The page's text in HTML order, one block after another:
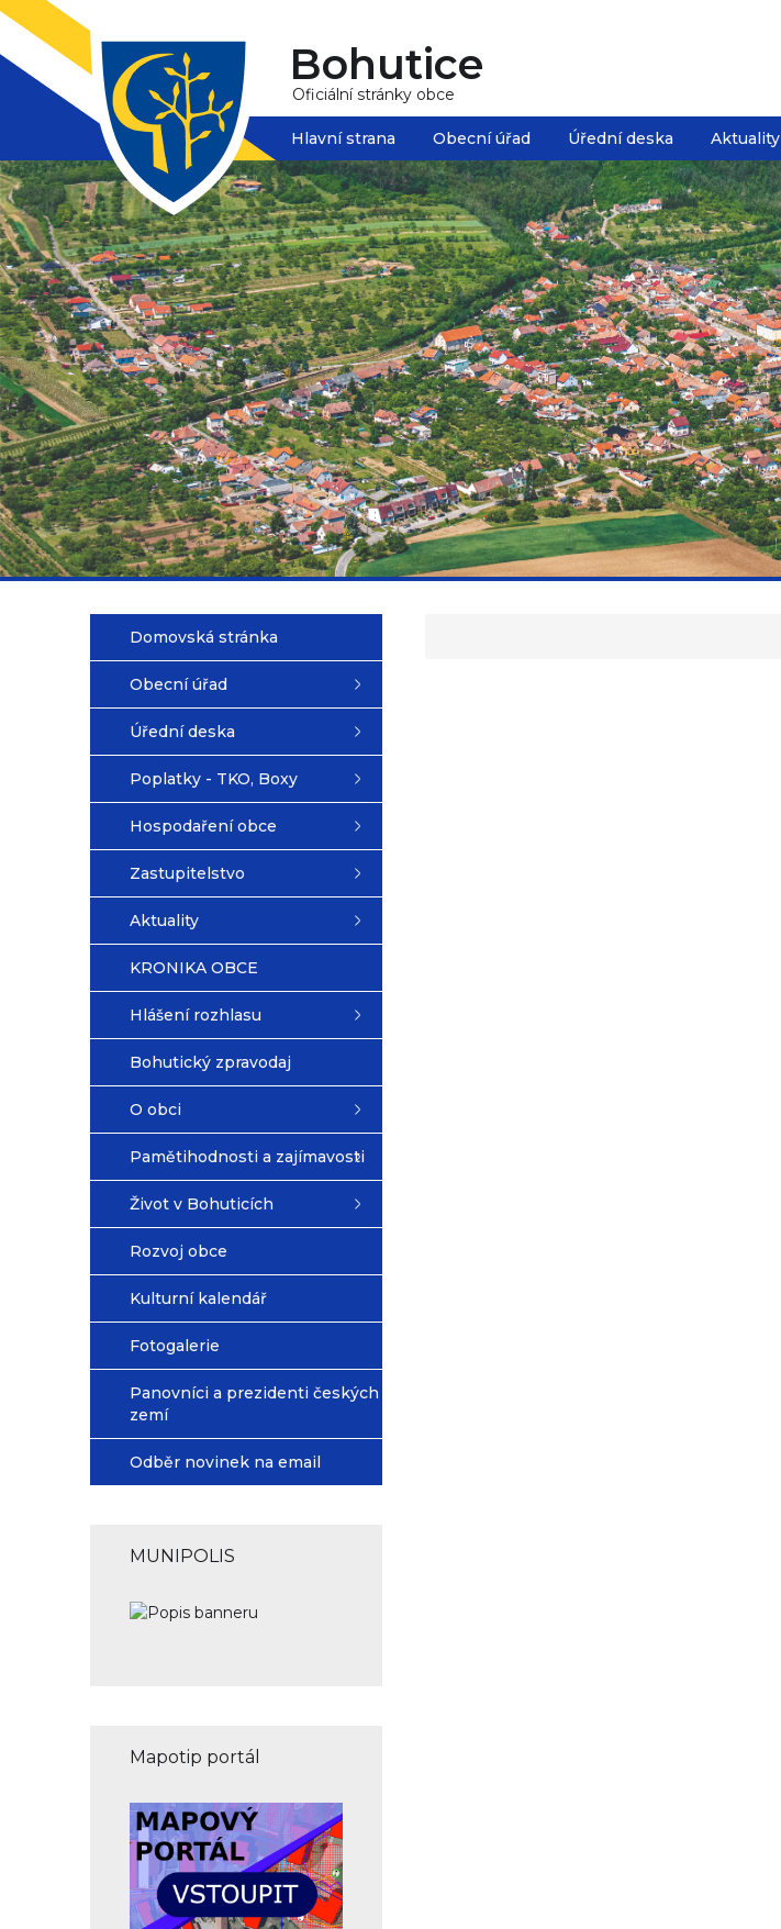
Bohutice
Oficiální stránky obce
Hlavní strana Obecní úřad Úřední deska Aktuality
Domovská stránka
Obecní úřad
Úřední deska
Poplatky - TKO, Boxy
Hospodaření obce
Zastupitelstvo
Aktuality
KRONIKA OBCE
Hlášení rozhlasu
Bohutický zpravodaj
O obci
Pamětihodnosti a zajímavosti
Život v Bohuticích
Rozvoj obce
Kulturní kalendář
Fotogalerie
Panovníci a prezidenti českých
zemí
Odběr novinek na email
MUNIPOLIS
Mapotip portál